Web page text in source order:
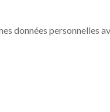
données personnelles